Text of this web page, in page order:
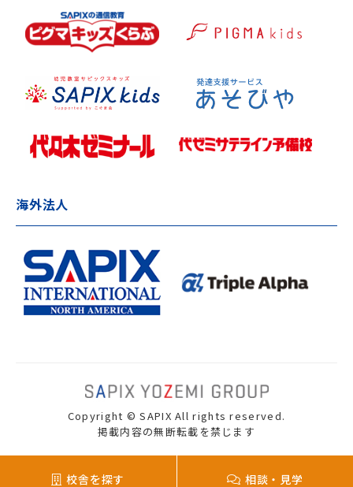
海外法人
Copyright © SAPIX All rights reserved.
掲載内容の無断転載を禁じます
校舎を探す 相談・見学